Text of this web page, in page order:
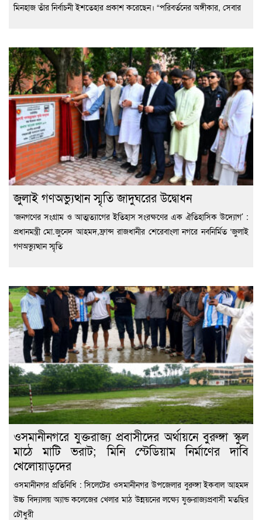
মিনহাজ তাঁর নির্বাচনী ইশতেহার প্রকাশ করেছেন। “পরিবর্তনের অঙ্গীকার, সেবার
জুলাই গণঅভ্যুত্থান স্মৃতি জাদুঘরের উদ্বোধন
‘জনগণের সংগ্রাম ও আত্মত্যাগের ইতিহাস সংরক্ষণের এক ঐতিহাসিক উদ্যোগ’ :
প্রধানমন্ত্রী মো.জুনেদ আহমদ,ফ্রান্স রাজধানীর শেরেবাংলা নগরে নবনির্মিত ‘জুলাই
গণঅভ্যুত্থান স্মৃতি
ওসমানীনগরে যুক্তরাজ্য প্রবাসীদের অর্থায়নে বুরুঙ্গা স্কুল
মাঠে মাটি ভরাট; মিনি স্টেডিয়াম নির্মাণের দাবি
খেলোয়াড়দের
ওসমানীনগর প্রতিনিধি : সিলেটের ওসমানীনগর উপজেলার বুরুঙ্গা ইকবাল আহমদ
উচ্চ বিদ্যালয় অ্যান্ড কলেজের খেলার মাঠ উন্নয়নের লক্ষ্যে যুক্তরাজ্যপ্রবাসী মতছির
চৌধুরী